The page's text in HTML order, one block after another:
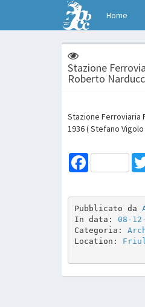
Home
Stazione
Roberto
Stazione Ferroviaria
1936 ( Stefano Vigolo
Facebook
Pubblicato da
In data: 08-
Categoria:
Location: